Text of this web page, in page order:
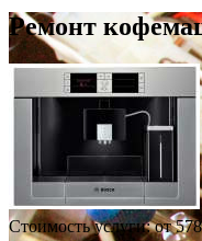
Ремонт
Стоимость услуги:от